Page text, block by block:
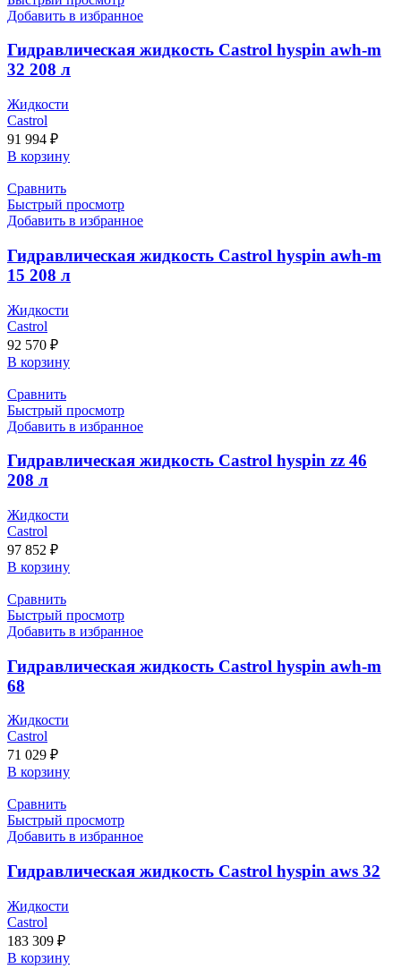
Добавить в избранное
Гидравлическая жидкость Castrol hyspin awh-m
32 208 л
Жидкости
Castrol
91 994 ₽
В корзину
Сравнить
Быстрый просмотр
Добавить в избранное
Гидравлическая жидкость Castrol hyspin awh-m
15 208 л
Жидкости
Castrol
92 570 ₽
В корзину
Сравнить
Быстрый просмотр
Добавить в избранное
Гидравлическая жидкость Castrol hyspin zz 46
208 л
Жидкости
Castrol
97 852 ₽
В корзину
Сравнить
Быстрый просмотр
Добавить в избранное
Гидравлическая жидкость Castrol hyspin awh-m
68
Жидкости
Castrol
71 029 ₽
В корзину
Сравнить
Быстрый просмотр
Добавить в избранное
Гидравлическая жидкость Castrol hyspin aws 32
Жидкости
Castrol
183 309 ₽
В корзину